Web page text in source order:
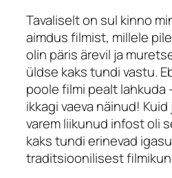
Tavaliselt on sul kinno
aimdus filmist, millele
olin päris ärevil ja
üldse kaks tundi vastu.
poole filmi pealt lahkuda
ikkagi vaeva näinud!
varem liikunud infost oli
kaks tundi erinevad
traditsioonilisest